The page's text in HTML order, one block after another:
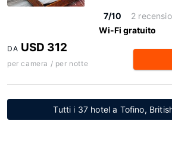
7/10
2
Wi-Fi gratuito
DA USD 312
per camera / per notte
Tutti i 37 hotel a Tofino,